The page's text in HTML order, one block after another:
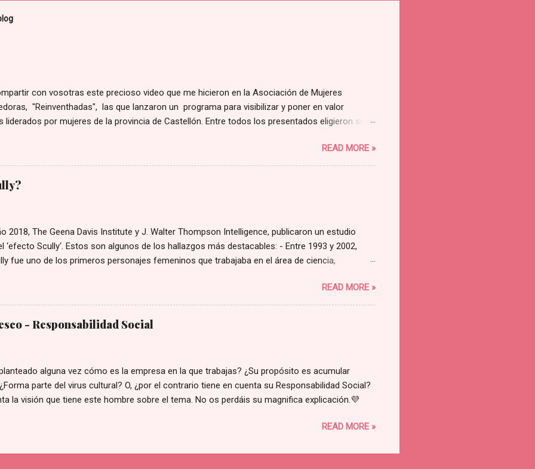
con vosotras este precioso video que me hicieron en la Asociación de Mujeres
"Reinventhadas", las que lanzaron un programa para visibilizar y poner en valor
liderados por mujeres de la provincia de Castellón. Entre todos los presentados eligieron solo
Espero que os guste tanto como a mí. Este es el enlace 👉 video Rosa Marco 💜READ MORE »
2018, The Geena Davis Institute y J. Walter Thompson Intelligence, publicaron un estudio
‘efecto Scully‘. Estos son algunos de los hallazgos más destacables: - Entre 1993 y 2002,
fue uno de los primeros personajes femeninos que trabajaba en el área de ciencia,
que los personajes femeninos destacaran por su apariencia física, los atributos más
de Scully incluían la confianza, el escepticismo, la objetividad y, principalmente, una
brillante. - En esa época, los roles protagónicos científicos estaban representados en su
hombres en laboratorio. Scully, por el contrario, era una mujer científica, con un importante
READ MORE »
- Responsabilidad Social
alguna vez cómo es la empresa en la que trabajas? ¿Su propósito es acumular
parte del virus cultural? O, ¿por el contrario tiene en cuenta su Responsabilidad Social?
la visión que tiene este hombre sobre el tema. No os perdáis su magnifica explicación.💜
READ MORE »